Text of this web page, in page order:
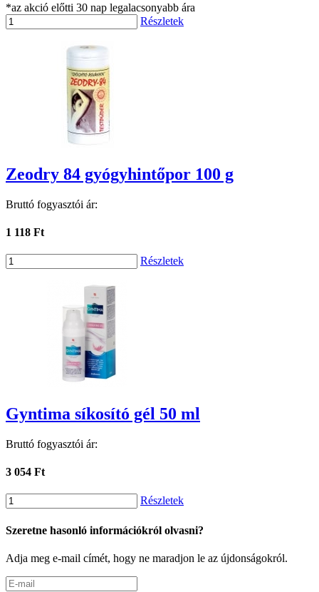
*az akció előtti 30 nap legalacsonyabb ára
Részletek
Zeodry 84 gyógyhintőpor 100 g
Bruttó fogyasztói ár:
1 118 Ft
Részletek
Gyntima síkosító gél 50 ml
Bruttó fogyasztói ár:
3 054 Ft
Részletek
Szeretne hasonló információkról olvasni?
Adja meg e-mail címét, hogy ne maradjon le az újdonságokról.